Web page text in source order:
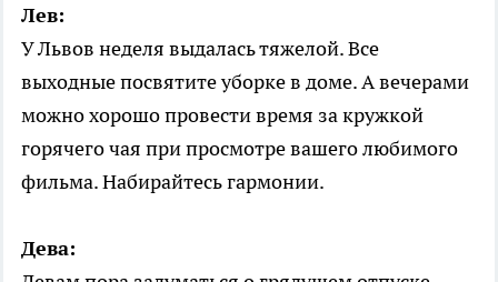
Лев:
У Львов неделя выдалась тяжелой. Все
выходные посвятите уборке в доме. А вечерами
можно хорошо провести время за кружкой
горячего чая при просмотре вашего любимого
фильма. Набирайтесь гармонии.
Дева: